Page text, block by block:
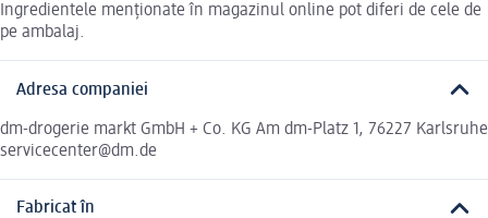
Ingredientele menționate în magazinul online pot diferi de cele de
pe ambalaj.
Adresa companiei
dm-drogerie markt GmbH + Co. KG Am dm-Platz 1, 76227 Karlsruhe
servicecenter@dm.de
Fabricat în